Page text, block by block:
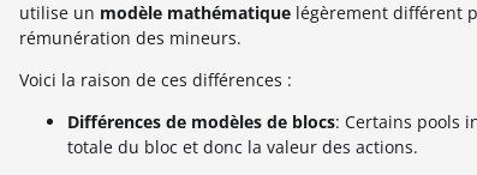
utilise un modèle mathématique légèrement différent
rémunération des mineurs.
Voici la raison de ces différences :
Différences de modèles de blocs: Certains pools
totale du bloc et donc la valeur des actions.